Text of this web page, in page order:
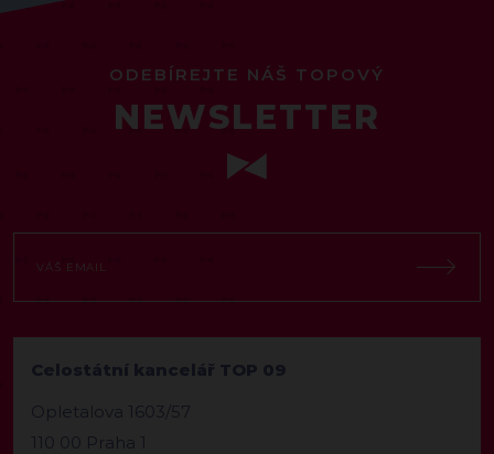
ODEBÍREJTE NÁŠ TOPOVÝ
NEWSLETTER
Celostátní kancelář TOP 09
Opletalova 1603/57
110 00 Praha 1